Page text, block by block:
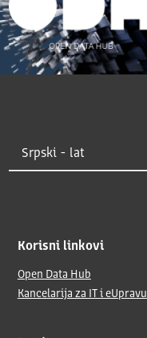
Korisni linkovi
Open Data Hub
Kancelarija za IT i eUpravu